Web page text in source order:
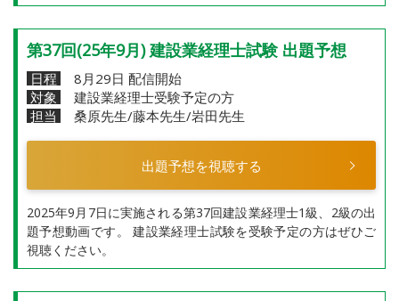
第37回(25年9月) 建設業経理士試験 出題予想
日程
8月29日 配信開始
対象
建設業経理士受験予定の方
担当
桑原先生/藤本先生/岩田先生
出題予想を視聴する
2025年9月7日に実施される第37回建設業経理士1級、2級の出
題予想動画です。 建設業経理士試験を受験予定の方はぜひご
視聴ください。